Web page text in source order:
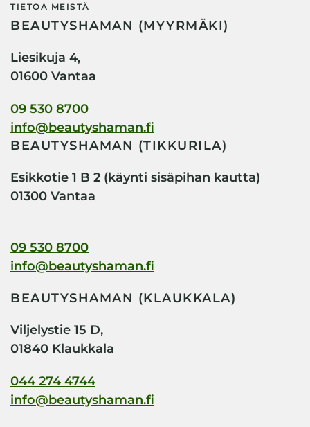
TIETOA MEISTÄ
BEAUTYSHAMAN (MYYRMÄKI)
Liesikuja 4,
01600 Vantaa
09 530 8700
info@beautyshaman.fi
BEAUTYSHAMAN (TIKKURILA)
Esikkotie 1 B 2 (käynti sisäpihan kautta)
01300 Vantaa
09 530 8700
info@beautyshaman.fi
BEAUTYSHAMAN (KLAUKKALA)
Viljelystie 15 D,
01840 Klaukkala
044 274 4744
info@beautyshaman.fi